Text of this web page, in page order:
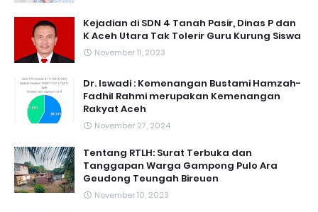
Kejadian di SDN 4 Tanah Pasir, Dinas P dan
K Aceh Utara Tak Tolerir Guru Kurung Siswa
November 11, 2023
Dr. Iswadi : Kemenangan Bustami Hamzah-
Fadhil Rahmi merupakan Kemenangan
Rakyat Aceh
November 27, 2024
Tentang RTLH: Surat Terbuka dan
Tanggapan Warga Gampong Pulo Ara
Geudong Teungah Bireuen
November 10, 2023